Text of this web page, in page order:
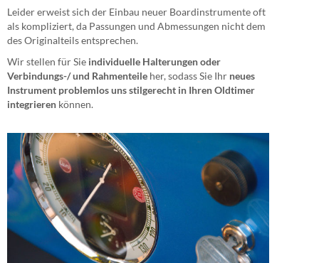
Leider erweist sich der Einbau neuer Boardinstrumente oft
als kompliziert, da Passungen und Abmessungen nicht dem
des Originalteils entsprechen.
Wir stellen für Sie individuelle Halterungen oder
Verbindungs-/ und Rahmenteile her, sodass Sie Ihr neues
Instrument problemlos uns stilgerecht in Ihren Oldtimer
integrieren können.